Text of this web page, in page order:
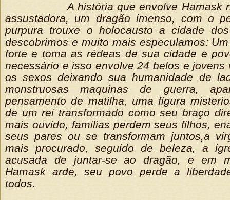
A história que envolve Hamask
assustadora, um dragão imenso, com o
purpura trouxe o holocausto a cidade
descobrimos e muito mais especulamos:
forte e toma as rédeas de sua cidade e
necessário e isso envolve 24 belos e jovens
os sexos deixando sua humanidade de
monstruosas maquinas de guerra,
pensamento de matilha, uma figura
de um rei transformado como seu braço
mais ouvido, familias perdem seus filhos,
seus pares ou se transformam juntos,a
mais procurado, seguido de beleza, a
acusada de juntar-se ao dragão, e em
Hamask arde, seu povo perde a
todos.